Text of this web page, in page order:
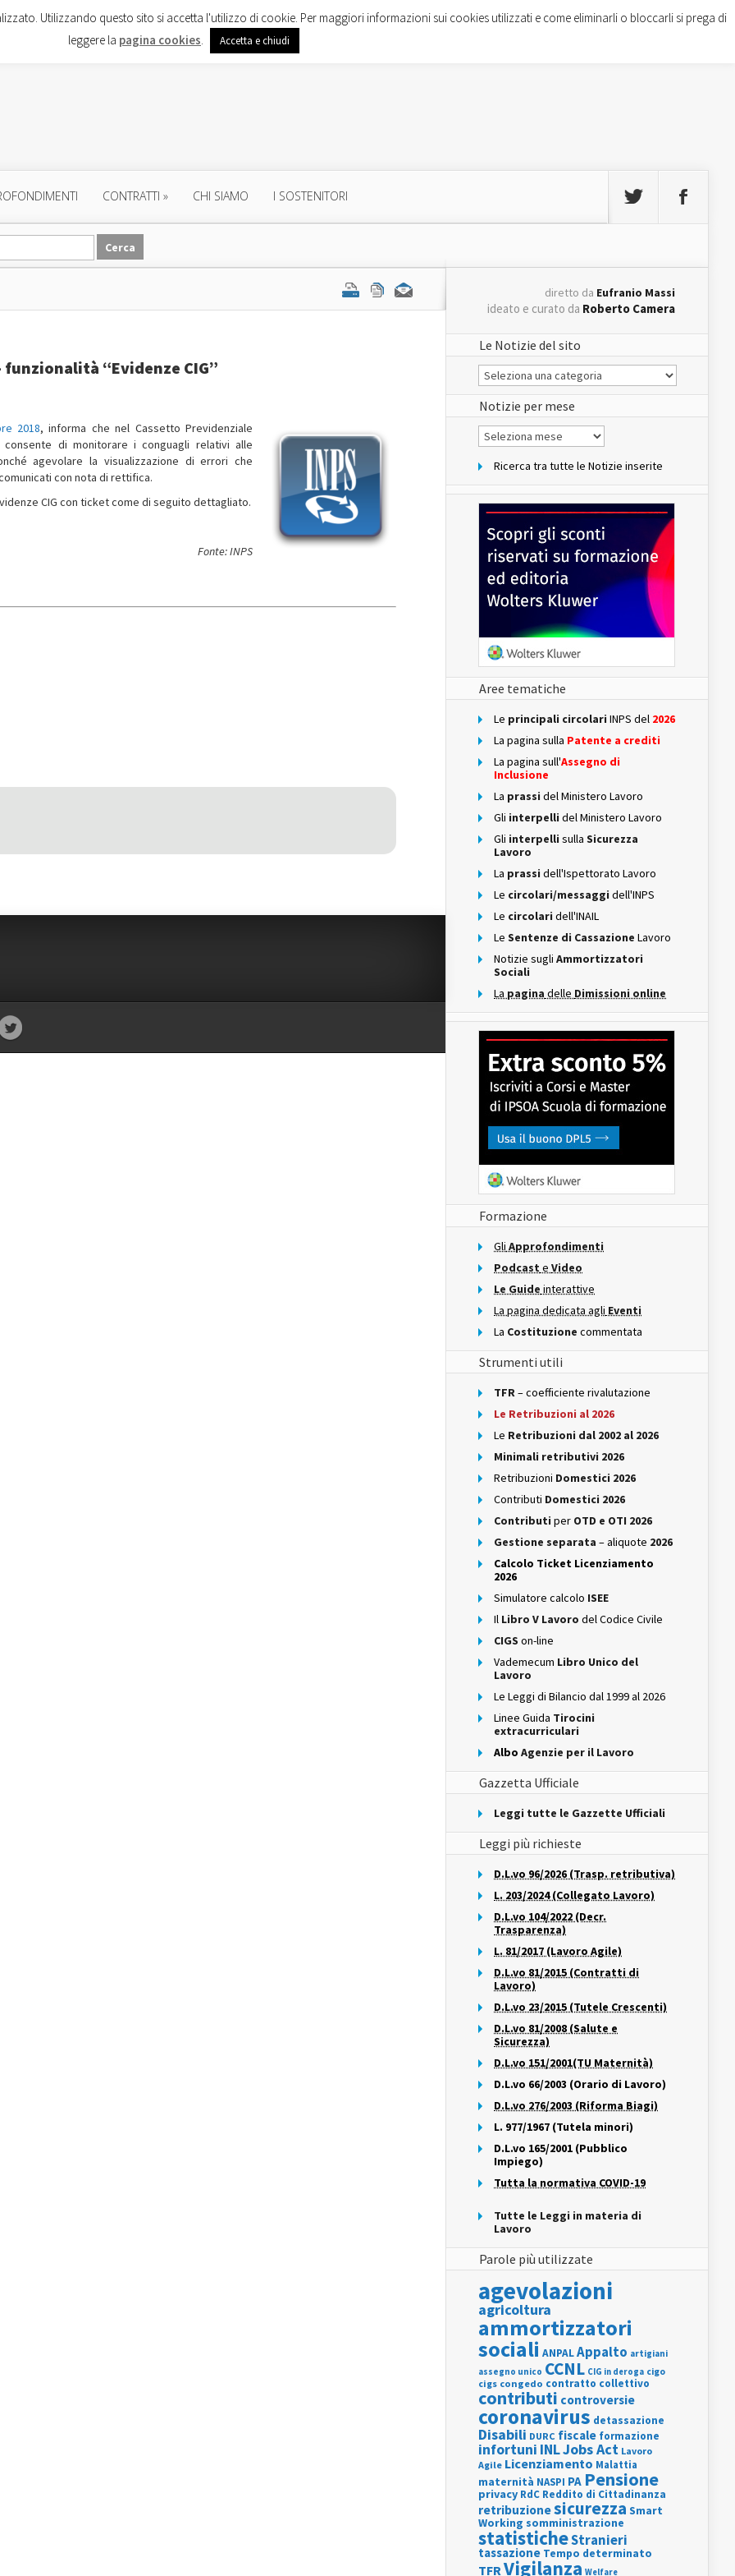
CONTRATTI » CHI SIAMO I SOSTENITORI
funzionalità “Evidenze CIG”
2018, informa che nel Cassetto Previdenziale
consente di monitorare i conguagli relativi alle
agevolare la visualizzazione di errori che
con nota di rettifica.
CIG con ticket come di seguito dettagliato.
Fonte: INPS
diretto da Eufranio Massi
ideato e curato da Roberto Camera
Le Notizie del sito
Le
Notizie
del
sito
Notizie per mese
Notizie
per
Ricerca tra tutte le Notizie inserite
Aree tematiche
Le principali circolari INPS del 2026
La pagina sulla Patente a crediti
La pagina sull'Assegno di
Inclusione
La prassi del Ministero Lavoro
Gli interpelli del Ministero Lavoro
Gli interpelli sulla Sicurezza
Lavoro
La prassi dell'Ispettorato Lavoro
Le circolari/messaggi dell'INPS
Le circolari dell'INAIL
Le Sentenze di Cassazione Lavoro
Notizie sugli Ammortizzatori
Sociali
La pagina delle Dimissioni online
Formazione
Gli Approfondimenti
Podcast e Video
Le Guide interattive
La pagina dedicata agli Eventi
La Costituzione commentata
Strumenti utili
TFR– coefficiente rivalutazione
Le Retribuzioni al 2026
Le Retribuzioni dal 2002 al 2026
Minimali retributivi 2026
Retribuzioni Domestici 2026
Contributi Domestici 2026
Contributi per OTD e OTI 2026
Gestione separata – aliquote 2026
Calcolo Ticket Licenziamento
2026
Simulatore calcolo ISEE
Il Libro V Lavoro del Codice Civile
CIGS on-line
Vademecum Libro Unico del
Lavoro
Le Leggi di Bilancio dal 1999 al 2026
Linee Guida Tirocini
extracurriculari
Albo Agenzie per il Lavoro
Gazzetta Ufficiale
Leggi tutte le Gazzette Ufficiali
Leggi più richieste
D.L.vo 96/2026 (Trasp. retributiva)
L. 203/2024 (Collegato Lavoro)
D.L.vo 104/2022 (Decr.
Trasparenza)
L. 81/2017 (Lavoro Agile)
D.L.vo 81/2015 (Contratti di
Lavoro)
D.L.vo 23/2015 (Tutele Crescenti)
D.L.vo 81/2008 (Salute e
Sicurezza)
D.L.vo 151/2001(TU Maternità)
D.L.vo 66/2003 (Orario di Lavoro)
D.L.vo 276/2003 (Riforma Biagi)
L. 977/1967 (Tutela minori)
D.L.vo 165/2001 (Pubblico
Impiego)
Tutta la normativa COVID-19
Tutte le Leggi in materia di
Lavoro
Parole più utilizzate
agevolazioni
agricoltura
ammortizzatori
sociali ANPALAppalto artigiani
assegno unico CCNL CIG in deroga cigo
cigs congedo contratto collettivo
contributi controversie
coronavirus detassazione
Disabili DURC fiscale formazione
infortuni INLJobs Act Lavoro
Agile Licenziamento Malattia
maternità NASPI PA Pensione
privacy RdC Reddito di Cittadinanza
retribuzionesicurezza Smart
Working somministrazione
statisticheStranieri
tassazione Tempo determinato
TFRVigilanza Welfare
Utilizzando questo sito si accetta l'utilizzo di cookie. Per maggiori informazioni sui cookies utilizzati e come eliminarli o bloccarli si prega di
leggere la pagina cookies. Accetta e chiudi